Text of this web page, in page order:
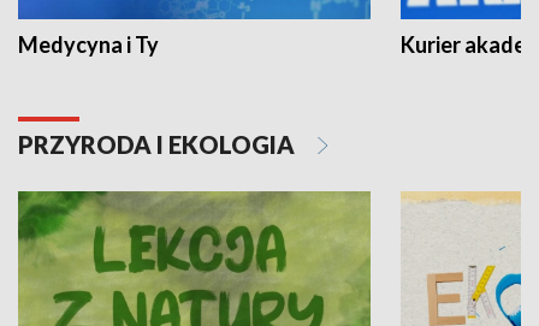
Medycyna i Ty Kurier
PRZYRODA I EKOLOGIA